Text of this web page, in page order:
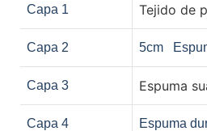
Capa 1 Tejido de
Capa 2 5cm
Capa 3 Espuma
Capa 4 Espuma